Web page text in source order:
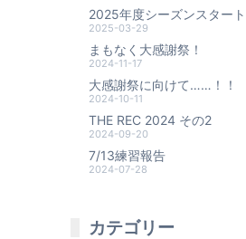
2025年度シーズンスタート
2025-03-29
まもなく大感謝祭！
2024-11-17
大感謝祭に向けて……！！
2024-10-11
THE REC 2024 その2
2024-09-20
7/13練習報告
2024-07-28
カテゴリー